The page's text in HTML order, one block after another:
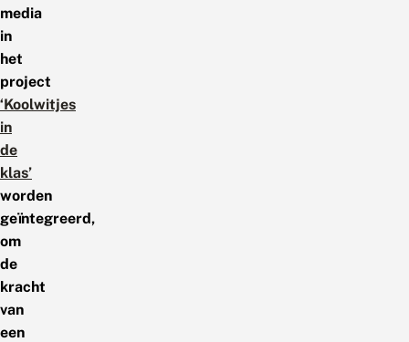
media
in
het
project
‘Koolwitjes
in
de
klas’
worden
geïntegreerd,
om
de
kracht
van
een